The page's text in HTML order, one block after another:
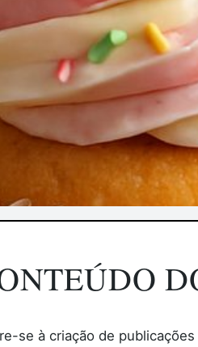
se à criação de